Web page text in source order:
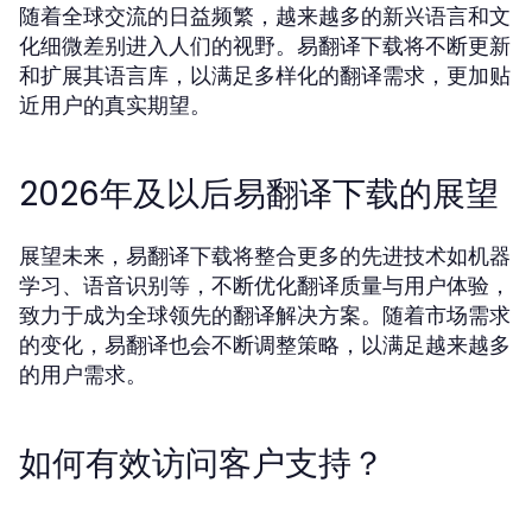
随着全球交流的日益频繁，越来越多的新兴语言和文
化细微差别进入人们的视野。易翻译下载将不断更新
和扩展其语言库，以满足多样化的翻译需求，更加贴
近用户的真实期望。
2026年及以后易翻译下载的展望
展望未来，易翻译下载将整合更多的先进技术如机器
学习、语音识别等，不断优化翻译质量与用户体验，
致力于成为全球领先的翻译解决方案。随着市场需求
的变化，易翻译也会不断调整策略，以满足越来越多
的用户需求。
如何有效访问客户支持？